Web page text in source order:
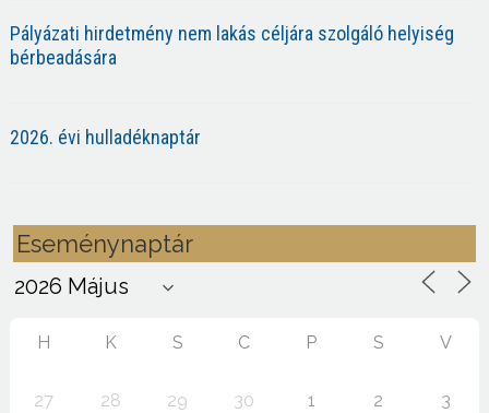
Pályázati hirdetmény nem lakás céljára szolgáló helyiség
bérbeadására
2026. évi hulladéknaptár
Eseménynaptár
H K S C P S V
27 28 29 30 1 2 3